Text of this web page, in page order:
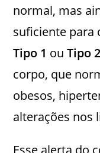
normal, mas
suficiente para
Tipo 1 ouTipo 2
corpo, que
obesos,
alterações nos